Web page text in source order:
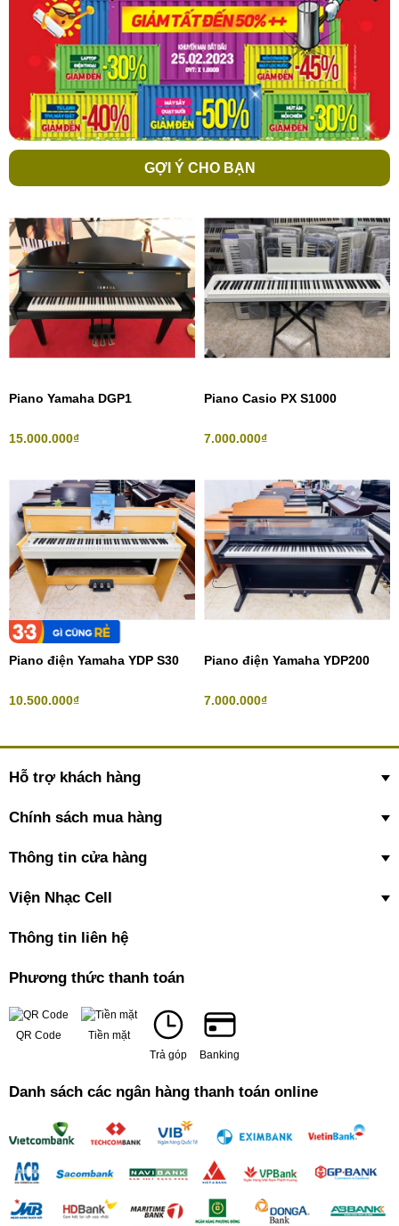
GỢI Ý CHO BẠN
Piano Yamaha DGP1
15.000.000₫
Piano Casio PX S1000
7.000.000₫
Piano điện Yamaha YDP S30
10.500.000₫
Piano điện Yamaha YDP200
7.000.000₫
Hỗ trợ khách hàng
Chính sách mua hàng
Thông tin cửa hàng
Viện Nhạc Cell
Thông tin liên hệ
Phương thức thanh toán
QR Code
Tiền mặt
Trả góp
Banking
Danh sách các ngân hàng thanh toán online